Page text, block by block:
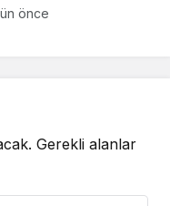
değil, sıkıntılı
önce
Gerekli alanlar